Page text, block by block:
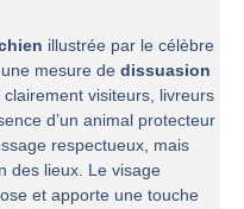
illustrée par le célèbre
mesure de dissuasion
visiteurs, livreurs
d’un animal protecteur
respectueux, mais
des lieux. Le visage
et apporte une touche